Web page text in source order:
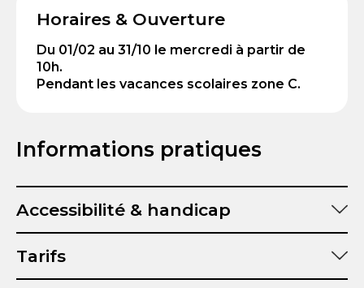
Horaires & Ouverture
Du 01/02 au 31/10 le mercredi à partir de
10h.
Pendant les vacances scolaires zone C.
Informations pratiques
Accessibilité & handicap
Tarifs